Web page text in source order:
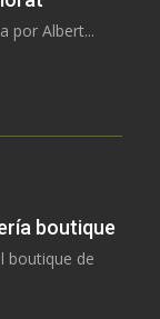
por Albert...
boutique
boutique de